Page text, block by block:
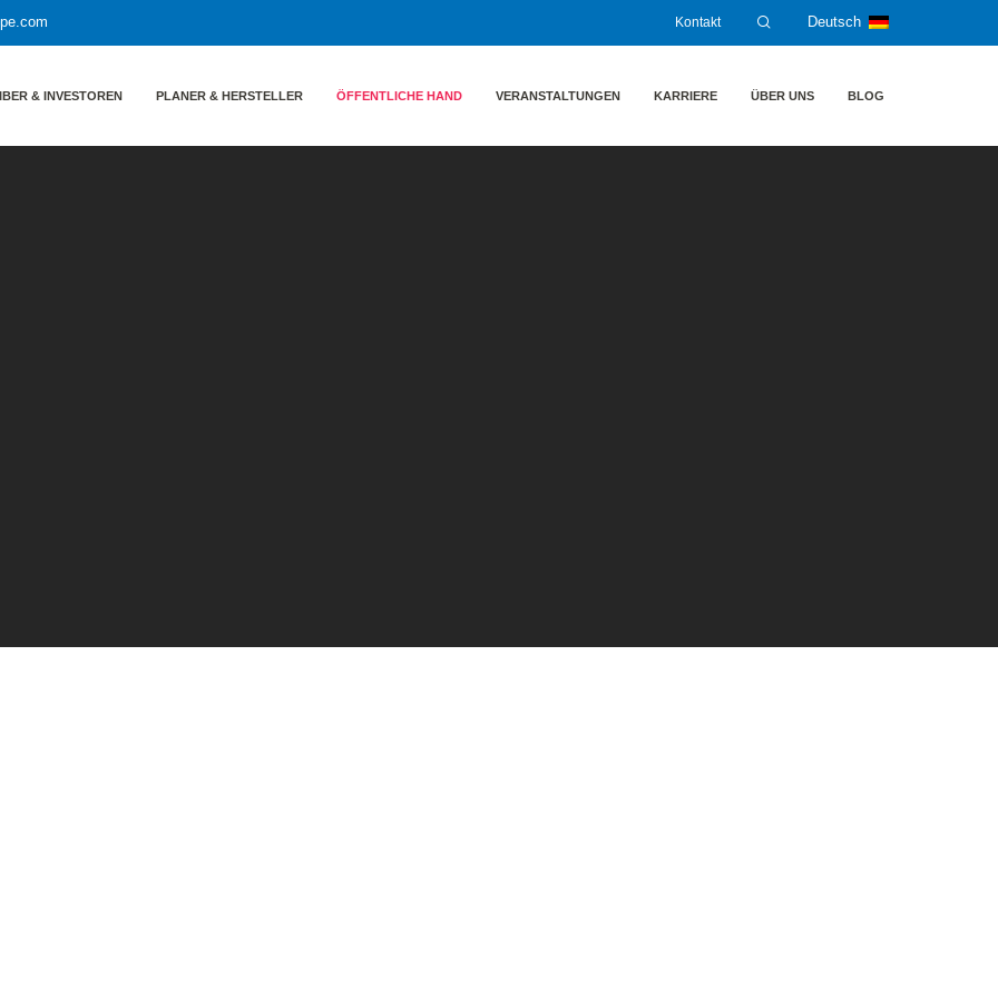
Kontakt Deutsch
& INVESTOREN PLANER & HERSTELLER ÖFFENTLICHE HAND VERANSTALTUNGEN KARRIERE ÜBER UNS BLOG